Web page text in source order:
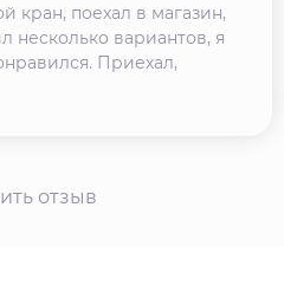
кран, поехал в магазин,
несколько вариантов, я
Приехал,
отзыв